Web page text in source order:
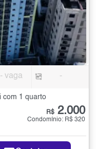
- vaga -
com 1 quarto
R$ 2.000
Condomínio: R$ 320